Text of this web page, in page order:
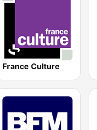
France Culture